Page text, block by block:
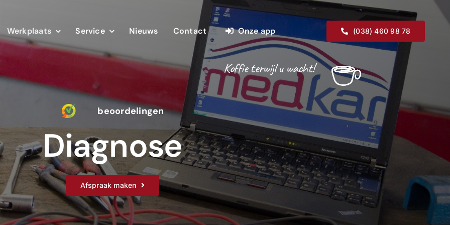
Werkplaats Service Nieuws Contact Onze app (038) 460 98 78
Koffie terwijl u wacht!
beoordelingen
Diagnose
Afspraak maken